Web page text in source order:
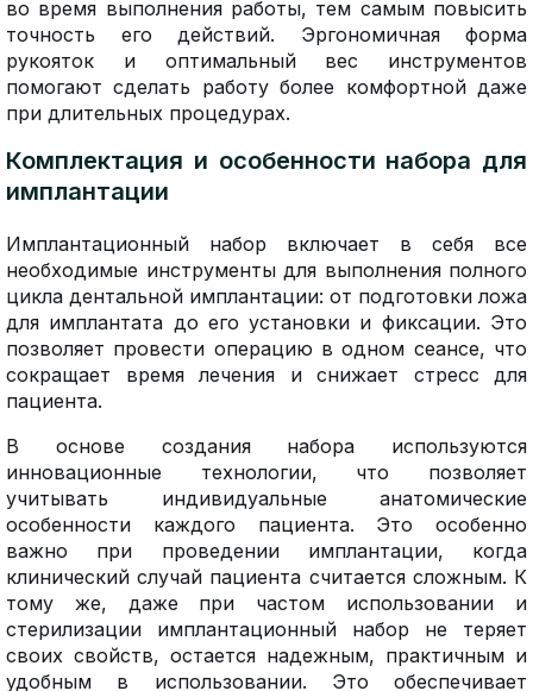
во время выполнения работы, тем самым повысить
точность его действий. Эргономичная форма
рукояток и оптимальный вес инструментов
помогают сделать работу более комфортной даже
при длительных процедурах.
Комплектация и особенности набора для
имплантации
Имплантационный набор включает в себя все
необходимые инструменты для выполнения полного
цикла дентальной имплантации: от подготовки ложа
для имплантата до его установки и фиксации. Это
позволяет провести операцию в одном сеансе, что
сокращает время лечения и снижает стресс для
пациента.
В основе создания набора используются
инновационные технологии, что позволяет
учитывать индивидуальные анатомические
особенности каждого пациента. Это особенно
важно при проведении имплантации, когда
клинический случай пациента считается сложным. К
тому же, даже при частом использовании и
стерилизации имплантационный набор не теряет
своих свойств, остается надежным, практичным и
удобным в использовании. Это обеспечивает